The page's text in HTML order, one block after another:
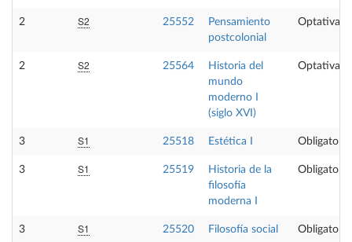
2 S2 25552
Pensamiento
postcolonial
Optativa
2 S2 25564
Historia del
mundo
moderno I
(siglo XVI)
Optativa
3 S1 25518 Estética I Obligatoria
3 S1 25519
Historia de la
filosofía
moderna I
Obligatoria
3 S1 25520 Filosofía social Obligatoria